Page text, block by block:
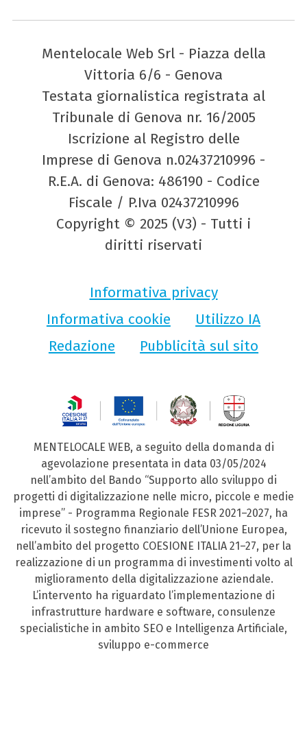
Mentelocale Web Srl - Piazza della
Vittoria 6/6 - Genova
Testata giornalistica registrata al
Tribunale di Genova nr. 16/2005
Iscrizione al Registro delle
Imprese di Genova n.02437210996 -
R.E.A. di Genova: 486190 - Codice
Fiscale / P.Iva 02437210996
Copyright © 2025 (V3) - Tutti i
diritti riservati
Informativa privacy
Informativa cookie
Utilizzo IA
Redazione
Pubblicità sul sito
MENTELOCALE WEB, a seguito della domanda di
agevolazione presentata in data 03/05/2024
nell’ambito del Bando “Supporto allo sviluppo di
progetti di digitalizzazione nelle micro, piccole e medie
imprese” - Programma Regionale FESR 2021–2027, ha
ricevuto il sostegno finanziario dell’Unione Europea,
nell’ambito del progetto COESIONE ITALIA 21–27, per la
realizzazione di un programma di investimenti volto al
miglioramento della digitalizzazione aziendale.
L’intervento ha riguardato l’implementazione di
infrastrutture hardware e software, consulenze
specialistiche in ambito SEO e Intelligenza Artificiale,
sviluppo e-commerce